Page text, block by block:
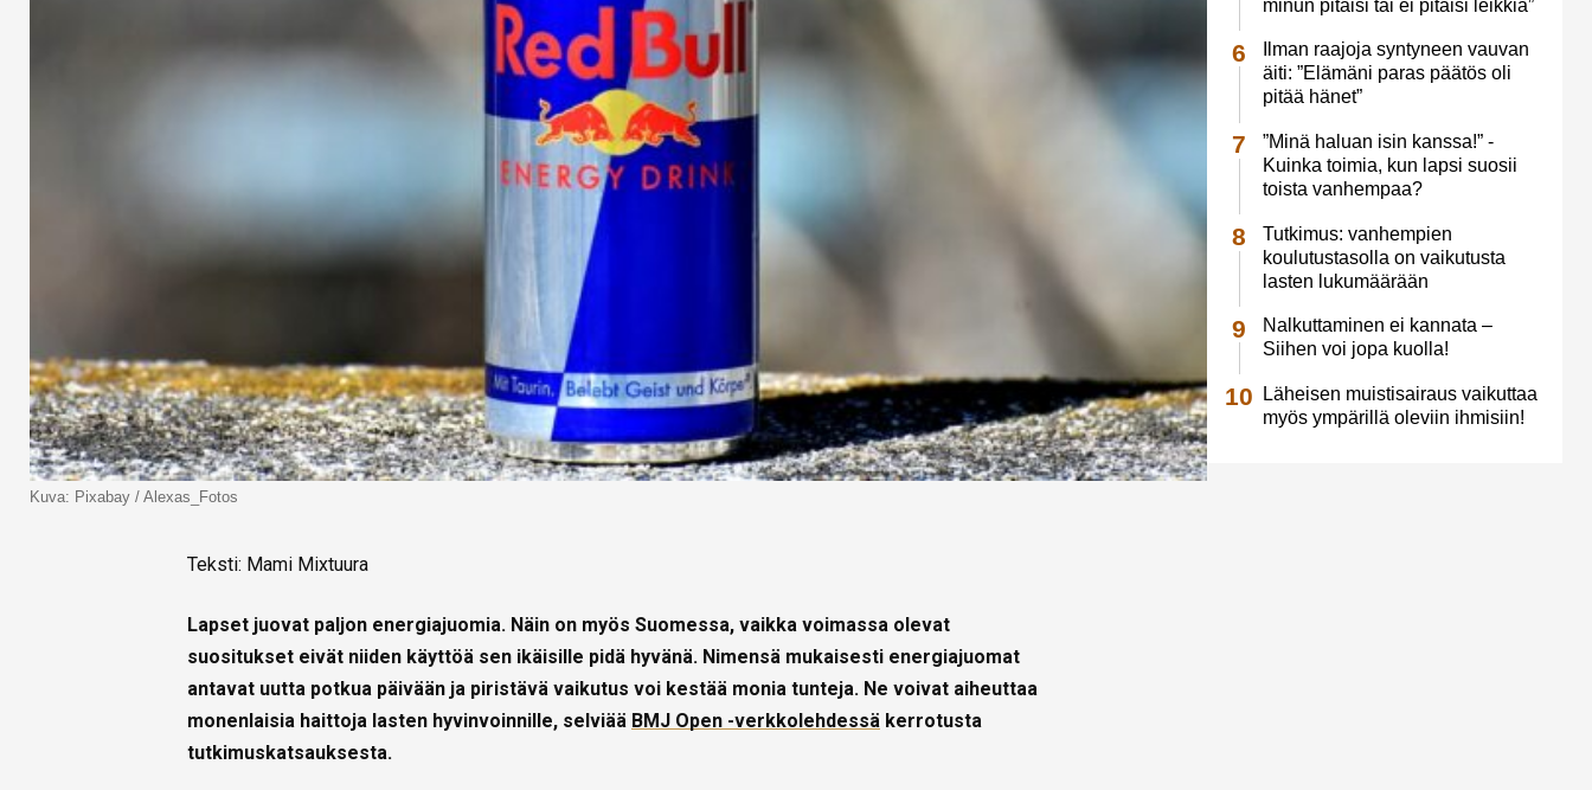
Kuva: Pixabay / Alexas_Fotos
Teksti: Mami Mixtuura
Lapset juovat paljon energiajuomia. Näin on myös Suomessa, vaikka voimassa olevat
suositukset eivät niiden käyttöä sen ikäisille pidä hyvänä. Nimensä mukaisesti energiajuomat
antavat uutta potkua päivään ja piristävä vaikutus voi kestää monia tunteja. Ne voivat aiheuttaa
monenlaisia haittoja lasten hyvinvoinnille, selviää BMJ Open -verkkolehdessä kerrotusta
tutkimuskatsauksesta.
minun pitäisi tai ei pitäisi leikkiä”
Ilman raajoja syntyneen vauvan
äiti: ”Elämäni paras päätös oli
pitää hänet”
”Minä haluan isin kanssa!” -
Kuinka toimia, kun lapsi suosii
toista vanhempaa?
Tutkimus: vanhempien
koulutustasolla on vaikutusta
lasten lukumäärään
Nalkuttaminen ei kannata –
Siihen voi jopa kuolla!
Läheisen muistisairaus vaikuttaa
myös ympärillä oleviin ihmisiin!